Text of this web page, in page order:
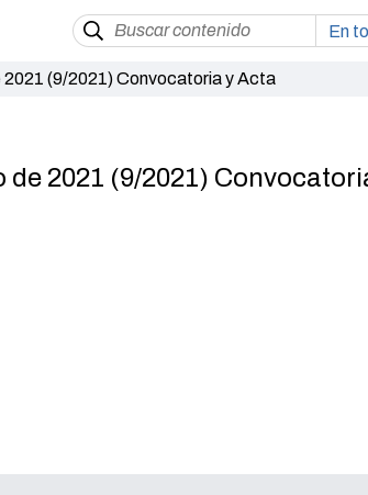
2021 (9/2021) Convocatoria y Acta
de 2021 (9/2021)